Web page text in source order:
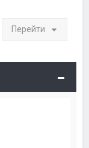
Перейти